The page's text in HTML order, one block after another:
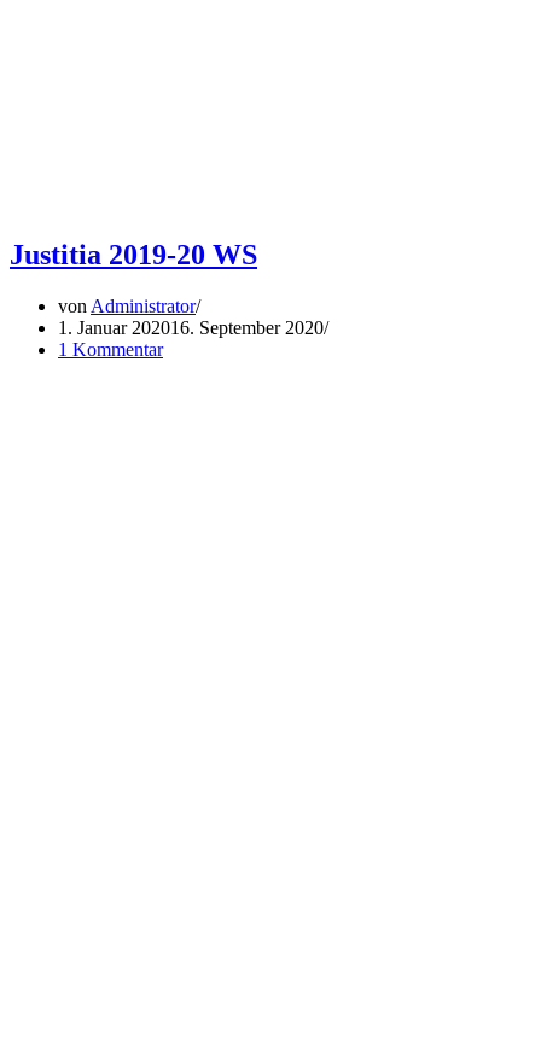
Justitia 2019-20 WS
von Administrator
1. Januar 202016. September 2020
1 Kommentar